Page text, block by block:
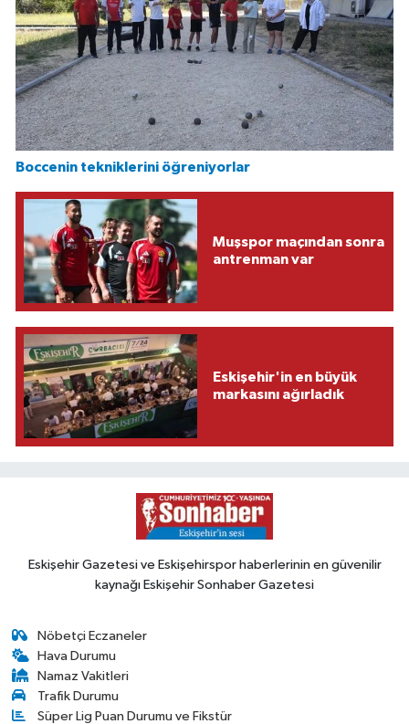
Boccenin tekniklerini öğreniyorlar
Muşspor maçından sonra
antrenman var
Eskişehir'in en büyük
markasını ağırladık
Eskişehir Gazetesi ve Eskişehirspor haberlerinin en güvenilir
kaynağı Eskişehir Sonhaber Gazetesi
Nöbetçi Eczaneler
Hava Durumu
Namaz Vakitleri
Trafik Durumu
Süper Lig Puan Durumu ve Fikstür